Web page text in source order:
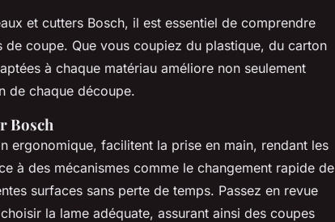
et cutters Bosch, il est essentiel de comprendre
coupe. Que vous coupiez du plastique, du carton
à chaque matériau améliore non seulement
de chaque découpe.
Bosch
ergonomique, facilitent la prise en main, rendant les
à des mécanismes comme le changement rapide de
surfaces sans perte de temps. Passez en revue
la lame adéquate, assurant ainsi des coupes